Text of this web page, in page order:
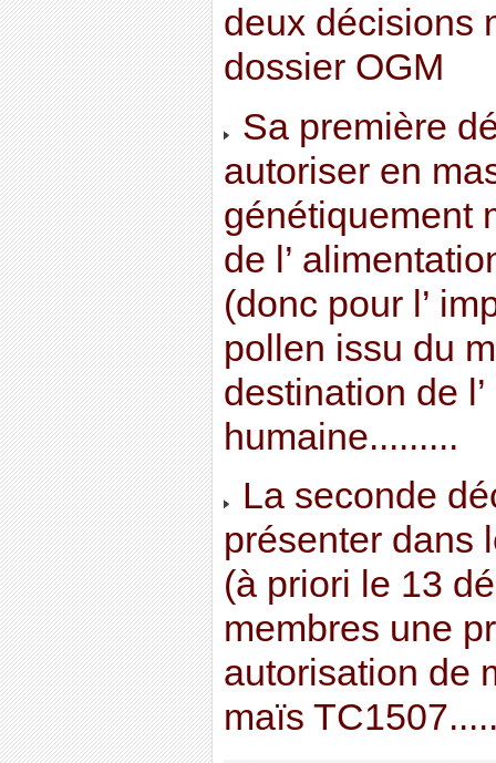
deux décisions
dossier OGM
Sa première
autoriser en
génétiquement
de l’
(donc pour l’
pollen issu du
destination de
humaine.........
La seconde
présenter dans
(à priori le 13
membres une
autorisation de
maïs